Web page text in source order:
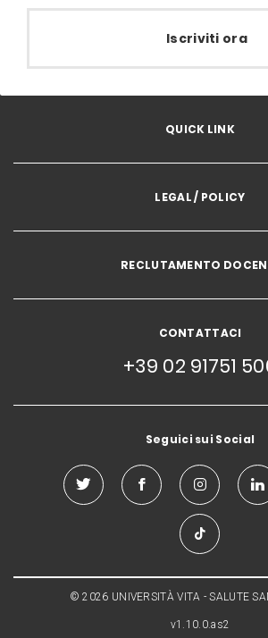
Iscriviti ora
QUICK LINK
LEGAL / POLICY
RECLUTAMENTO
CONTATTACI
+39 02 91751
Seguici sui Social
© 2026 UNIVERSITÀ VITA - SALUTE
v1.10.0.as2